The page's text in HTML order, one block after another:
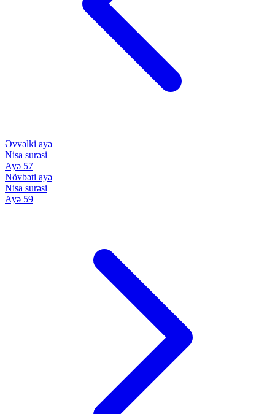
Əvvəlki ayə
Nisa surəsi
Ayə 57
Növbəti ayə
Nisa surəsi
Ayə 59